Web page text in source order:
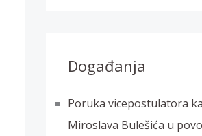
Događanja
Poruka vicepostulatora
Miroslava Bulešića u